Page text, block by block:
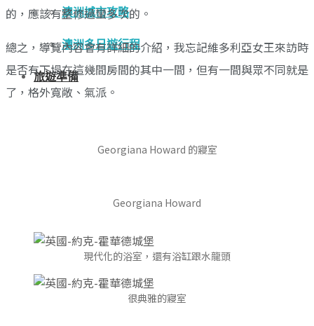
澳洲城市攻略
澳洲多日遊行程
旅遊準備
的，應該有整修過蠻多次的。
總之，導覽內容會有詳細的介紹，我忘記維多利亞女王來訪時
是否有下塌在這幾間房間的其中一間，但有一間與眾不同就是
了，格外寬敞、氣派。
Georgiana Howard 的寢室
Georgiana Howard
現代化的浴室，還有浴缸跟水龍頭
很典雅的寢室